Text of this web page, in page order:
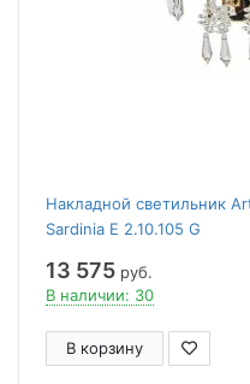
Накладной светильник
Sardinia E 2.10.105 G
13 575 руб.
В наличии: 30
В корзину